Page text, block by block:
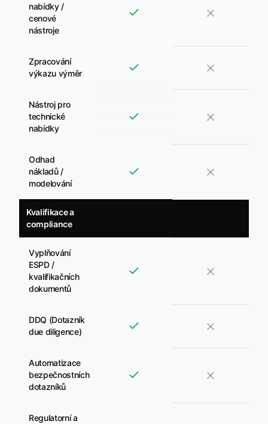
nabídky /
cenové
nástroje
Zpracování
výkazu výměr
Nástroj pro
technické
nabídky
Odhad
nákladů /
modelování
Kvalifikace a
compliance
Vyplňování
ESPD /
kvalifikačních
dokumentů
DDQ (Dotazník
due diligence)
Automatizace
bezpečnostních
dotazníků
Regulatorní a